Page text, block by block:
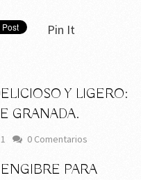
Pin It
Y LIGERO:
GRANADA.
0 Comentarios
PARA